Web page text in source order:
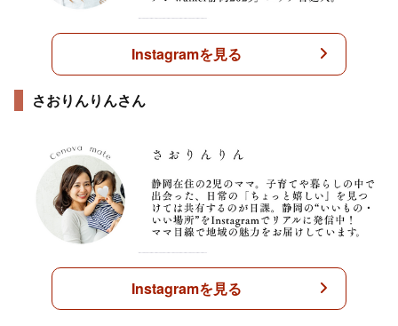
Instagramを見る
さおりんりんさん
Instagramを見る